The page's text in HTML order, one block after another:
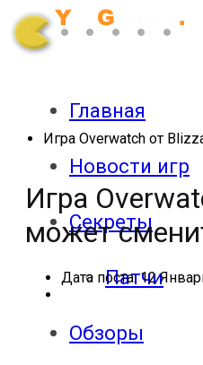
Главная
Новости игр
Секреты
Патчи
Обзоры
Игра Overwatch от
Игра
может
Дата поста:12